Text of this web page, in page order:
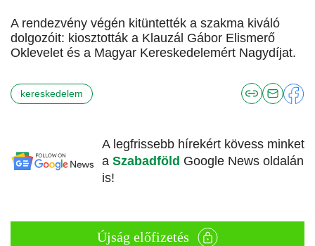
A rendezvény végén kitüntették a szakma kiváló
dolgozóit: kiosztották a Klauzál Gábor Elismerő
Oklevelet és a Magyar Kereskedelemért Nagydíjat.
kereskedelem
A legfrissebb hírekért kövess minket
a Szabadföld Google News oldalán
is!
Újság előfizetés